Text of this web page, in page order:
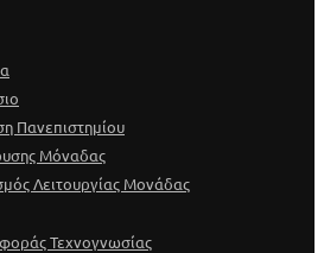
Πανεπιστημίου
Μόναδας
Λειτουργίας Μονάδας
Τεχνογνωσίας